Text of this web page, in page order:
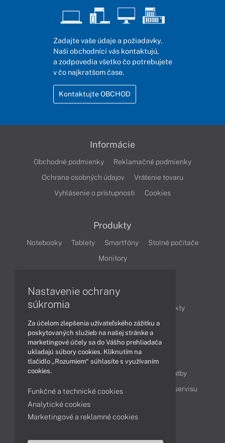
Zadajte vaše údaje a požiadavky.
Naši obchodníci vás kontaktujú,
a zodpovedia všetko čo potrebujete
v čo najkratšom čase.
Kontaktujte OBCHOD
Informácie
Obchodné podmienky
Reklamačné podmienky
Ochrana osobných údajov
Vrátenie tovaru
Vyhlásenie o prístupnosti
Cookies
Produkty
Notebooky Tablety Smartfóny
Stolné počítače
Monitory
Články
Obchodné informácie
Produkty
Technológie
Videá
Obsah
Ako nakupovať
Možnosti doručenia a platby
Podpora a servis
Servisné služby Cenník servisu
Kontakty
043 4224 771 Obchodné oddelenie
Nastavenie ochrany
súkromia
Za účelom zlepšenia užívateľského zážitku a
poskytovaných služieb na našej stránke a
marketingové účely sa do Vášho prehliadača
ukladajú súbory cookies. Kliknutím na
tlačidlo „Rozumiem“ súhlasíte s využívaním
cookies.
Funkčné a technické cookies
Analytické cookies
Marketingové a reklamné cookies